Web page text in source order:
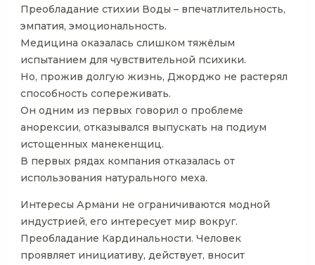
Преобладание стихии Воды – впечатлительность,
эмпатия, эмоциональность.
Медицина оказалась слишком тяжёлым
испытанием для чувствительной психики.
Но, прожив долгую жизнь, Джорджо не растерял
способность сопереживать.
Он одним из первых говорил о проблеме
анорексии, отказывался выпускать на подиум
истощенных манекенщиц.
В первых рядах компания отказалась от
использования натурального меха.
Интересы Армани не ограничиваются модной
индустрией, его интересует мир вокруг.
Преобладание Кардинальности. Человек
проявляет инициативу, действует, вносит